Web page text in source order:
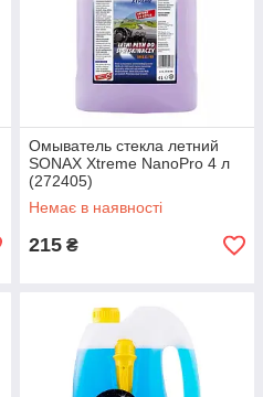
Омыватель стекла летний
SONAX Xtreme NanoPro 4 л
(272405)
Немає в наявності
215 ₴